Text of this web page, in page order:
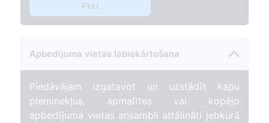
Pirkt
Apbedījuma vietas labiekārtošana
Piedāvājam izgatavot un uzstādīt kapu
pieminekļus, apmalītes vai kopējo
apbedījuma vietas ansambli attālināti jebkurā